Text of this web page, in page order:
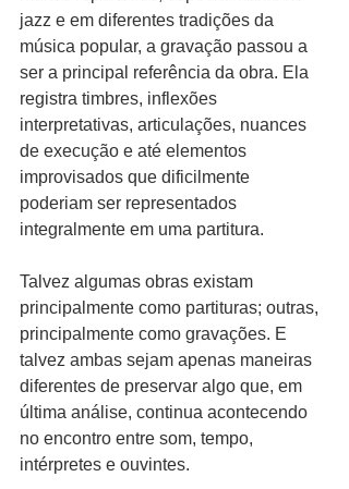
jazz e em diferentes tradições da
música popular, a gravação passou a
ser a principal referência da obra. Ela
registra timbres, inflexões
interpretativas, articulações, nuances
de execução e até elementos
improvisados que dificilmente
poderiam ser representados
integralmente em uma partitura.
Talvez algumas obras existam
principalmente como partituras; outras,
principalmente como gravações. E
talvez ambas sejam apenas maneiras
diferentes de preservar algo que, em
última análise, continua acontecendo
no encontro entre som, tempo,
intérpretes e ouvintes.